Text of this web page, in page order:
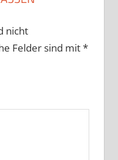
nicht
Felder sind mit*